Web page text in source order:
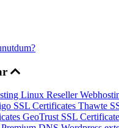
Linux Reseller
SSL Certificates Thawte
GeoTrust SSL